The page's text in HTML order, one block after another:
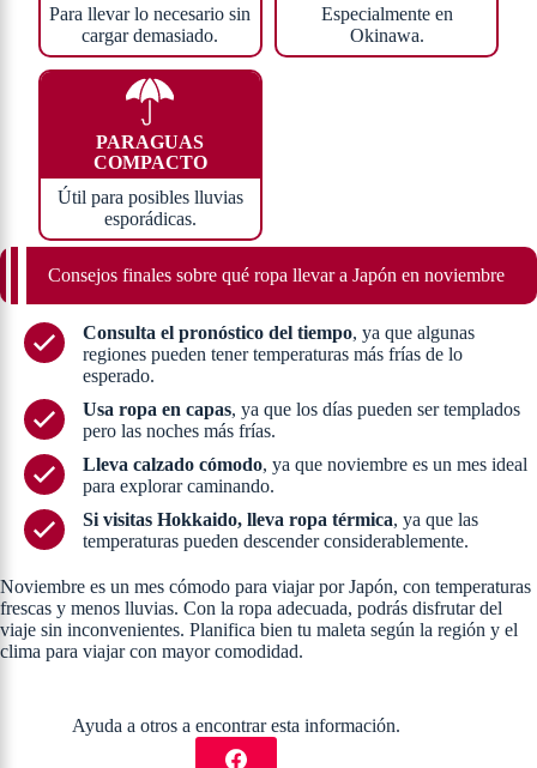
Para llevar lo necesario sin
cargar demasiado.
Especialmente en
Okinawa.
PARAGUAS
COMPACTO
Útil para posibles lluvias
esporádicas.
Consejos finales sobre qué ropa llevar a Japón en noviembre
Consulta el pronóstico del tiempo, ya que algunas
regiones pueden tener temperaturas más frías de lo
esperado.
Usa ropa en capas, ya que los días pueden ser templados
pero las noches más frías.
Lleva calzado cómodo, ya que noviembre es un mes ideal
para explorar caminando.
Si visitas Hokkaido, lleva ropa térmica, ya que las
temperaturas pueden descender considerablemente.
Noviembre es un mes cómodo para viajar por Japón, con temperaturas
frescas y menos lluvias. Con la ropa adecuada, podrás disfrutar del
viaje sin inconvenientes. Planifica bien tu maleta según la región y el
clima para viajar con mayor comodidad.
Ayuda a otros a encontrar esta información.